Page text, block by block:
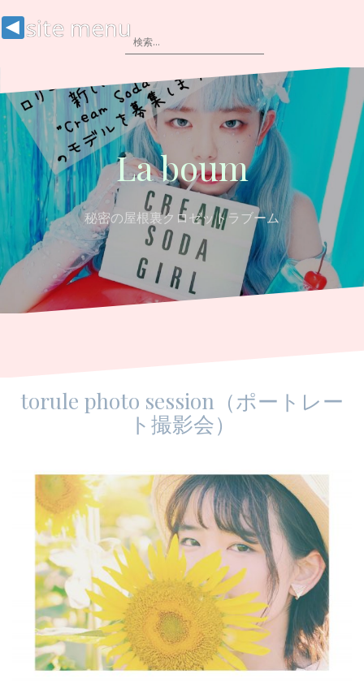
site menu
La boum
秘密の屋根裏クロゼットラブーム
torule photo session（ポートレー
ト撮影会）